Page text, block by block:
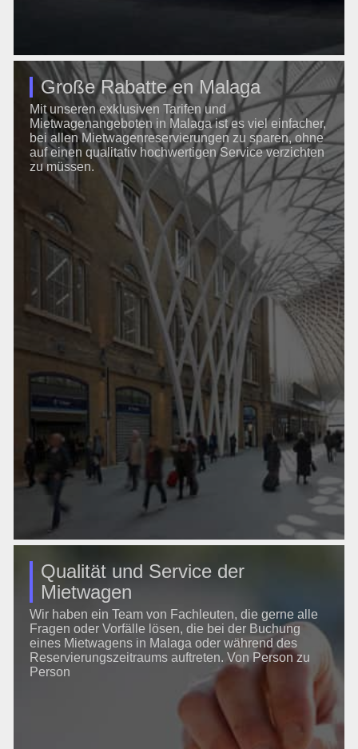
Große Rabatte en Malaga
Mit unseren exklusiven Tarifen und
Mietwagenangeboten in Malaga ist es viel einfacher,
bei allen Mietwagenreservierungen zu sparen, ohne
auf einen qualitativ hochwertigen Service verzichten
zu müssen.
Qualität und Service der
Mietwagen
Wir haben ein Team von Fachleuten, die gerne alle
Fragen oder Vorfälle lösen, die bei der Buchung
eines Mietwagens in Malaga oder während des
Reservierungszeitraums auftreten. Von Person zu
Person